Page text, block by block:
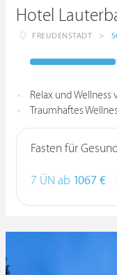
Hotel
FREUDENSTADT >
Relax und
Traumhaftes
Fasten für
7 ÜN ab 1067 €